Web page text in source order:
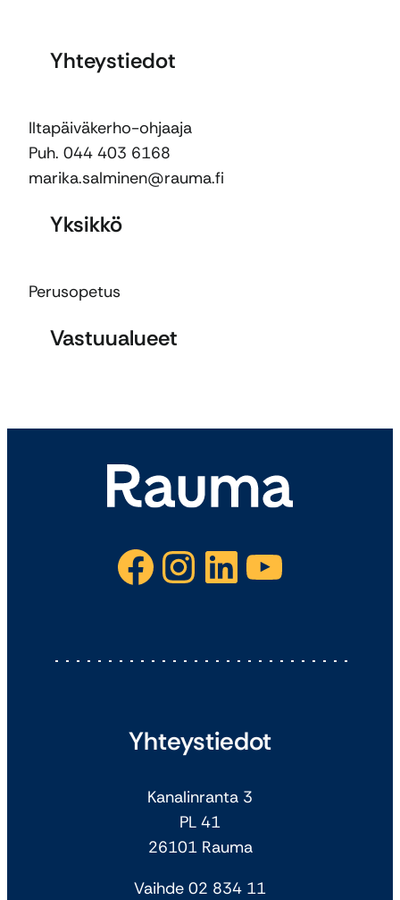
Yhteystiedot
Iltapäiväkerho-ohjaaja
Puh. 044 403 6168
marika.salminen@rauma.fi
Yksikkö
Perusopetus
Vastuualueet
Facebook Instagram LinkedIn YouTube
Yhteystiedot
Kanalinranta 3
PL 41
26101 Rauma
Vaihde 02 834 11